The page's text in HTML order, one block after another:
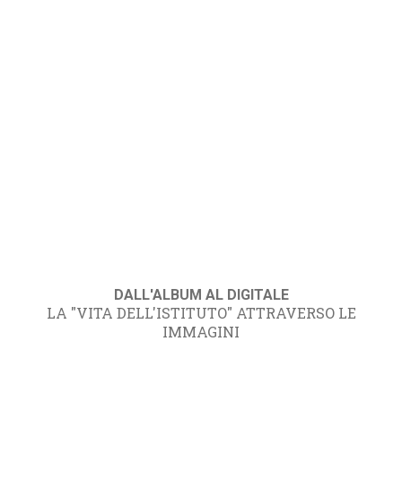
DALL'ALBUM AL DIGITALE
LA "VITA DELL'ISTITUTO" ATTRAVERSO LE
IMMAGINI